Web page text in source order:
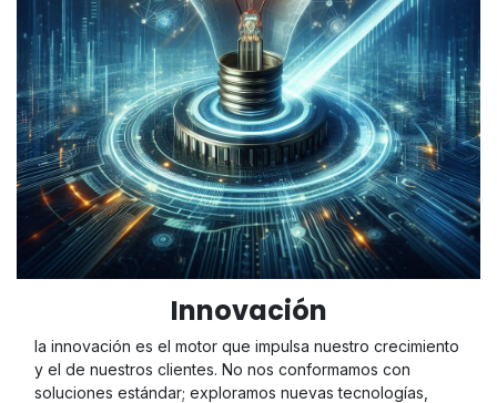
Innovación
la innovación es el motor que impulsa nuestro crecimiento
y el de nuestros clientes. No nos conformamos con
soluciones estándar; exploramos nuevas tecnologías,